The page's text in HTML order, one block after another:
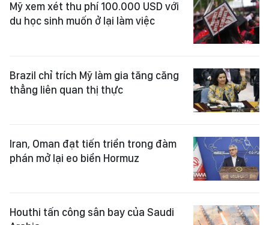
Mỹ xem xét thu phí 100.000 USD với
du học sinh muốn ở lại làm việc
Brazil chỉ trích Mỹ làm gia tăng căng
thẳng liên quan thị thực
Iran, Oman đạt tiến triển trong đàm
phán mở lại eo biển Hormuz
Houthi tấn công sân bay của Saudi